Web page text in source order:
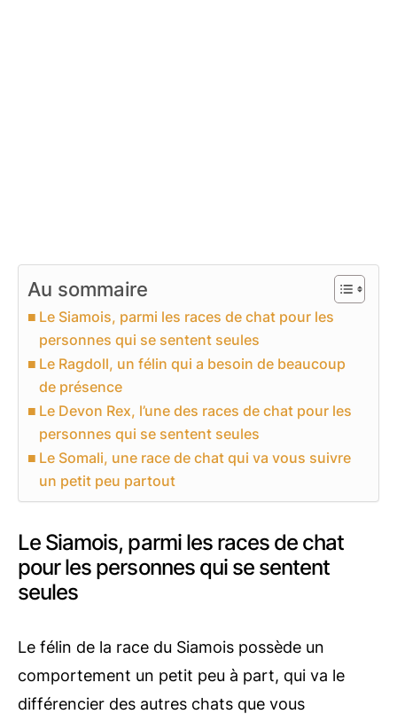
Au sommaire
Le Siamois, parmi les races de chat pour les
personnes qui se sentent seules
Le Ragdoll, un félin qui a besoin de beaucoup
de présence
Le Devon Rex, l’une des races de chat pour les
personnes qui se sentent seules
Le Somali, une race de chat qui va vous suivre
un petit peu partout
Le Siamois, parmi les races de chat
pour les personnes qui se sentent
seules
Le félin de la race du Siamois possède un
comportement un petit peu à part, qui va le
différencier des autres chats que vous